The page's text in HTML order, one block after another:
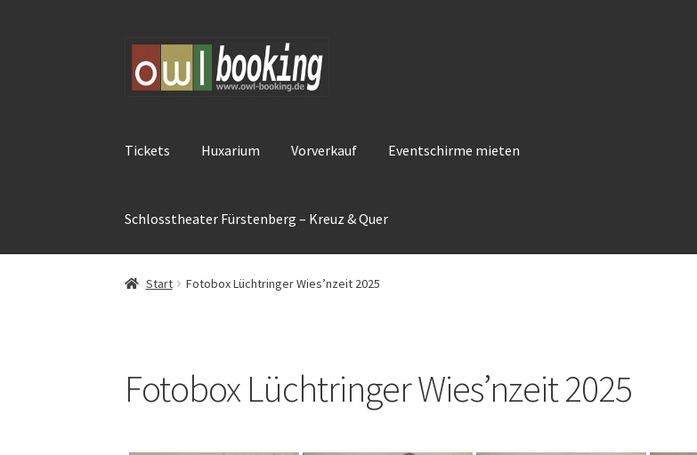
Zur
Navigation
springen
Zum
Inhalt
springen
Tickets Huxarium Vorverkauf Eventschirme mieten
Schlosstheater Fürstenberg – Kreuz & Quer
Start Fotobox Lüchtringer Wies’nzeit 2025
Fotobox Lüchtringer Wies’nzeit 2025